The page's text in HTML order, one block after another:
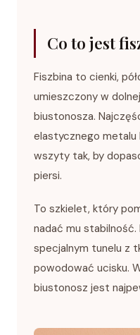
Co to jest
Fiszbina to cienki,
umieszczony w
biustonosza.
elastycznego metalu
wszyty tak, by
piersi.
To szkielet, który
nadać mu
specjalnym tunelu z
powodować ucisku.
biustonosz jest